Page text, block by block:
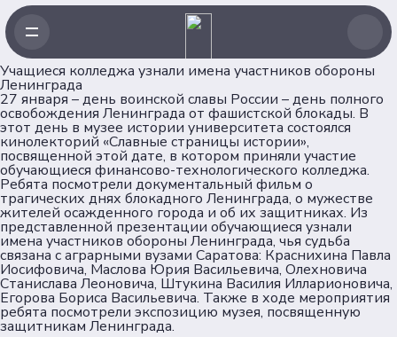
Учащиеся колледжа узнали имена участников обороны
Ленинграда
27 января – день воинской славы России – день полного
освобождения Ленинграда от фашистской блокады. В
этот день в музее истории университета состоялся
кинолекторий «Славные страницы истории»,
посвященной этой дате, в котором приняли участие
обучающиеся финансово-технологического колледжа.
Ребята посмотрели документальный фильм о
трагических днях блокадного Ленинграда, о мужестве
жителей осажденного города и об их защитниках. Из
представленной презентации обучающиеся узнали
имена участников обороны Ленинграда, чья судьба
связана с аграрными вузами Саратова: Краснихина Павла
Иосифовича, Маслова Юрия Васильевича, Олехновича
Станислава Леоновича, Штукина Василия Илларионовича,
Егорова Бориса Васильевича. Также в ходе мероприятия
ребята посмотрели экспозицию музея, посвященную
защитникам Ленинграда.
Главная
Новости
Проекты
Клубы
Рейтинг
Форумная кампания